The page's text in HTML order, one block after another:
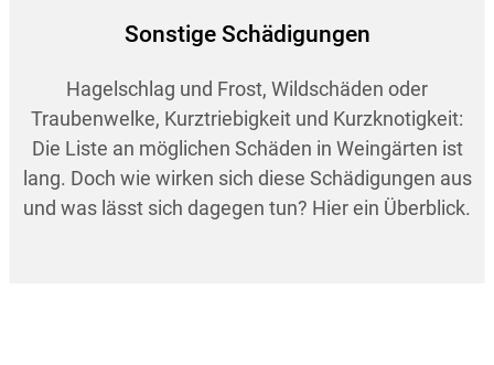
Sonstige Schädigungen
Hagelschlag und Frost, Wildschäden oder
Traubenwelke, Kurztriebigkeit und Kurzknotigkeit:
Die Liste an möglichen Schäden in Weingärten ist
lang. Doch wie wirken sich diese Schädigungen aus
und was lässt sich dagegen tun? Hier ein Überblick.